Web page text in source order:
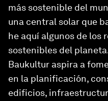
más sostenible del
una central solar que
he aquí algunos de los
sostenibles del
Baukultur aspira a
en la planificación,
edificios,